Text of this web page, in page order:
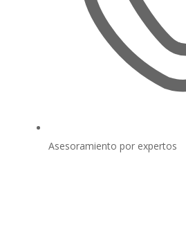
Asesoramiento por expertos